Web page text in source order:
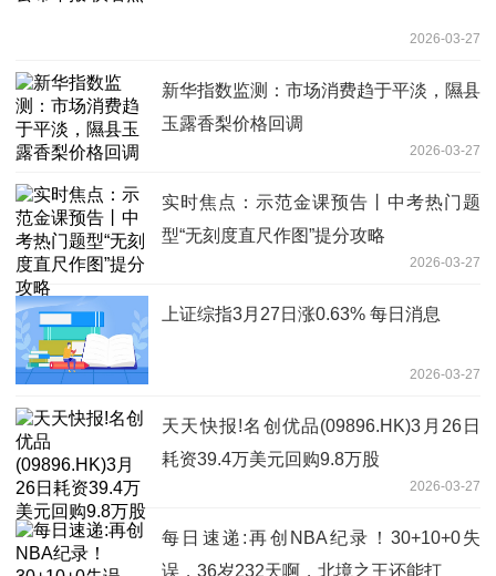
2026-03-27
新华指数监测：市场消费趋于平淡，隰县
玉露香梨价格回调
2026-03-27
实时焦点：示范金课预告丨中考热门题
型“无刻度直尺作图”提分攻略
2026-03-27
上证综指3月27日涨0.63% 每日消息
2026-03-27
天天快报!名创优品(09896.HK)3月26日
耗资39.4万美元回购9.8万股
2026-03-27
每日速递:再创NBA纪录！30+10+0失
误，36岁232天啊，北境之王还能打